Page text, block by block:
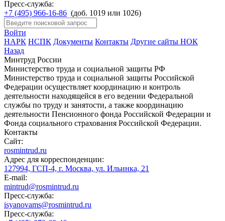
Пресс-служба:
+7 (495) 966-16-86 (доб. 1019 или 1026)
Войти
НАРК НСПК Документы Контакты Другие сайты НОК
Назад
Минтруд России
Министерство труда и социальной защиты РФ
Министерство труда и социальной защиты Российской
Федерации осуществляет координацию и контроль
деятельности находящейся в его ведении Федеральной
службы по труду и занятости, а также координацию
деятельности Пенсионного фонда Российской Федерации и
Фонда социального страхования Российской Федерации.
Контакты
Сайт:
rosmintrud.ru
Адрес для корреспонденции:
127994, ГСП-4, г. Москва, ул. Ильинка, 21
E-mail:
mintrud@rosmintrud.ru
Пресс-служба:
isyanovams@rosmintrud.ru
Пресс-служба: